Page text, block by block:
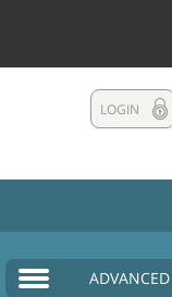
LOGIN